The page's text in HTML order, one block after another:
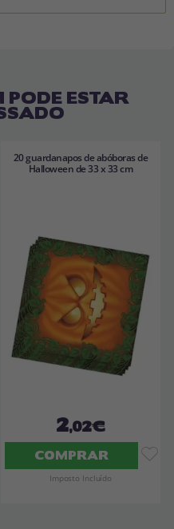
PODE ESTAR
20 guardanapos de abóboras de
Halloween de 33 x 33 cm
2,02€
COMPRAR
Imposto Incluído